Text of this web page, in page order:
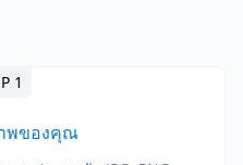
1
พของคุณ